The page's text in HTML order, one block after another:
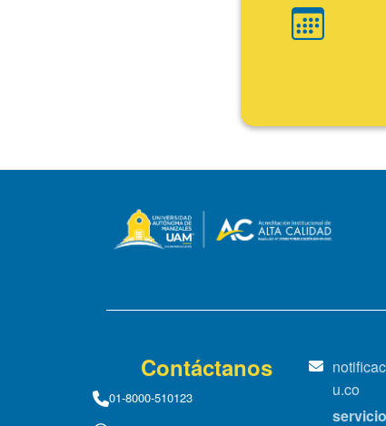
Contáctanos
01-8000-510123
u.co